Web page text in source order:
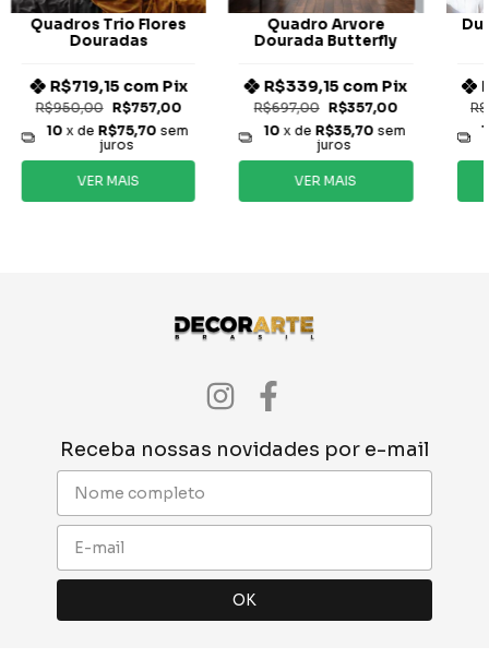
Quadros Trio Flores
Douradas
R$950,00 R$757,00
R$719,15com Pix
10 x de R$75,70 sem
juros
VER MAIS
Quadro Arvore
Dourada Butterfly
R$697,00 R$357,00
R$339,15com Pix
10 x de R$35,70 sem
juros
VER MAIS
Receba nossas novidades por e-mail